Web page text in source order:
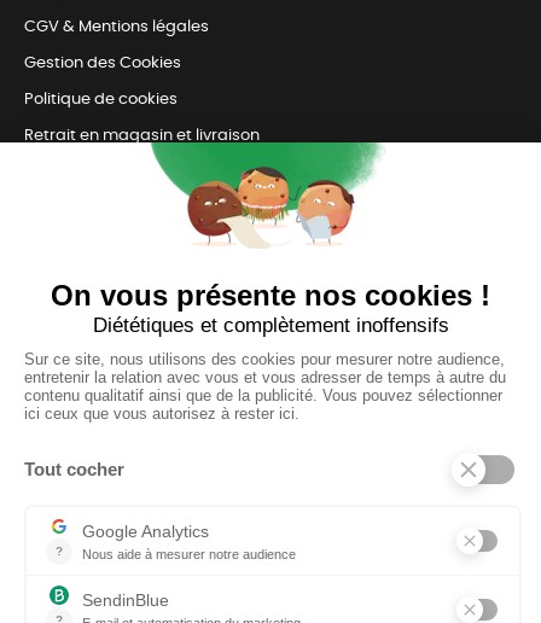
CGV & Mentions légales
Gestion des Cookies
Politique de cookies
Retrait en magasin et livraison
Nous sommes connectés
pour répondre à tous vos besoins
SUIVEZ-NOUS